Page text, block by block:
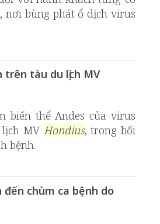
nơi bùng phát ổ dịch virus
trên tàu du lịch MV
biến thể Andes của virus
MV Hondius, trong bối
bệnh.
chùm ca bệnh do